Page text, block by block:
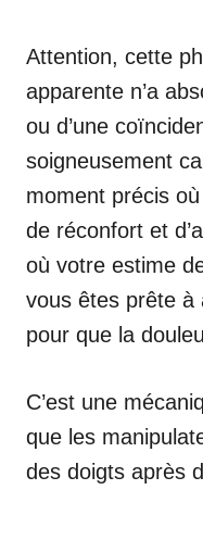
Attention, cette
apparente n’a
ou d’une
soigneusement
moment précis
de réconfort et
où votre estime
vous êtes prête à
pour que la
C’est une
que les
des doigts après